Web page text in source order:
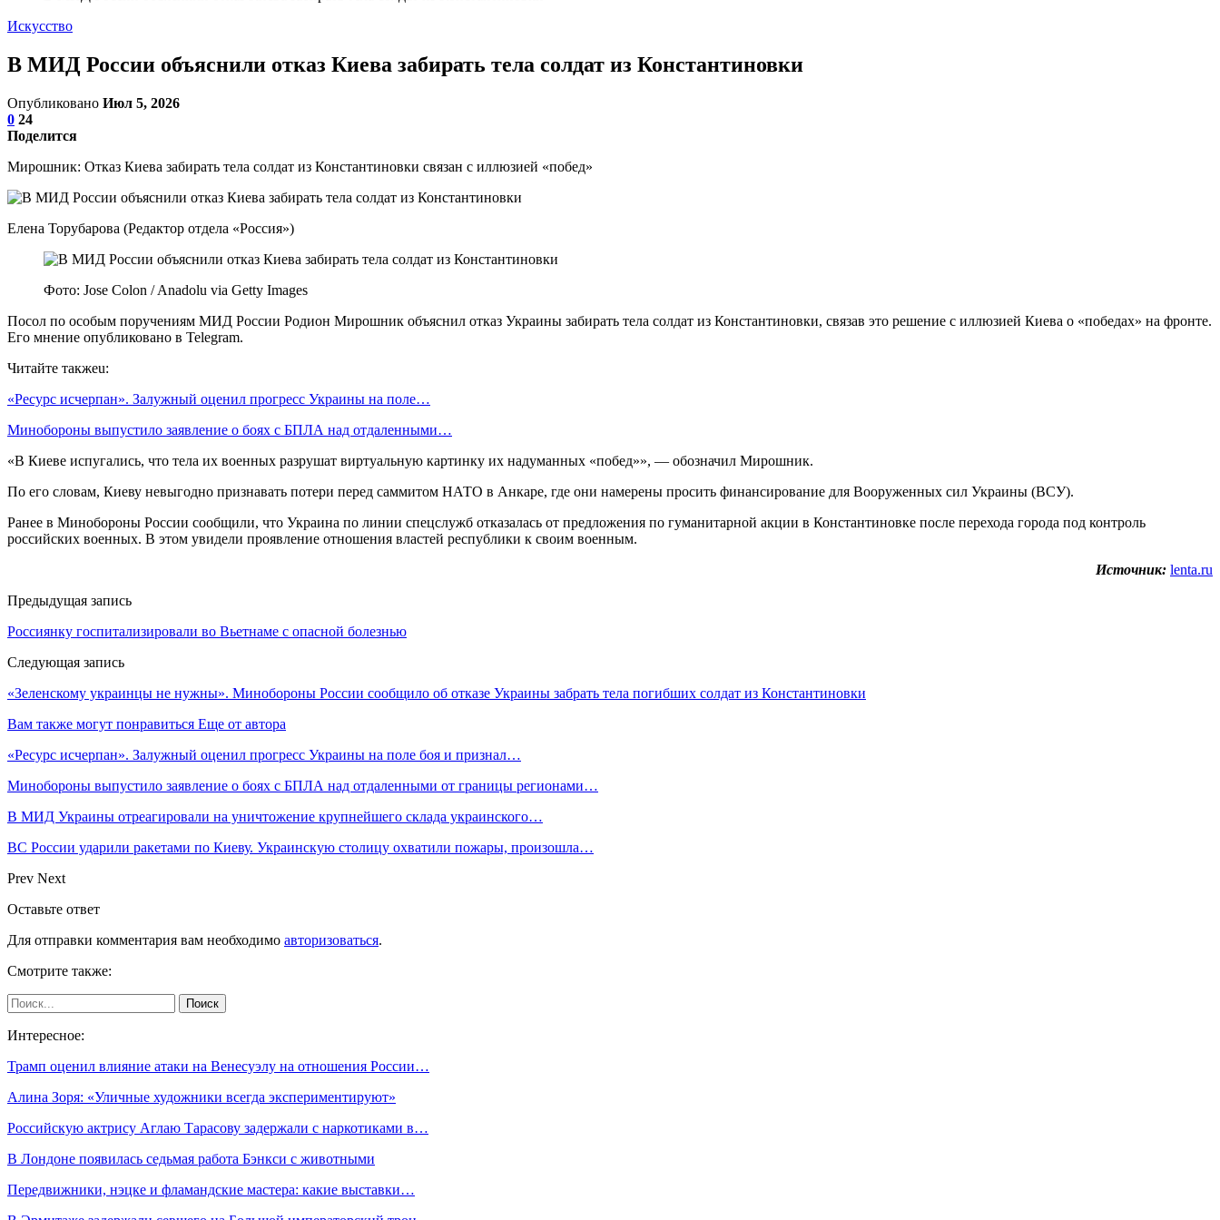
Искусство
В МИД России объяснили отказ Киева забирать тела солдат из Константиновки
Опубликовано Июл 5, 2026
0 24
Поделится
Мирошник: Отказ Киева забирать тела солдат из Константиновки связан с иллюзией «побед»
Елена Торубарова (Редактор отдела «Россия»)
Фото: Jose Colon / Anadolu via Getty Images
Посол по особым поручениям МИД России Родион Мирошник объяснил отказ Украины забирать тела солдат из Константиновки, связав это решение с иллюзией Киева о «победах» на фронте.
Его мнение опубликовано в Telegram.
Читайте такжеu:
«Ресурс исчерпан». Залужный оценил прогресс Украины на поле…
Минобороны выпустило заявление о боях с БПЛА над отдаленными…
«В Киеве испугались, что тела их военных разрушат виртуальную картинку их надуманных «побед»», — обозначил Мирошник.
По его словам, Киеву невыгодно признавать потери перед саммитом НАТО в Анкаре, где они намерены просить финансирование для Вооруженных сил Украины (ВСУ).
Ранее в Минобороны России сообщили, что Украина по линии спецслужб отказалась от предложения по гуманитарной акции в Константиновке после перехода города под контроль
российских военных. В этом увидели проявление отношения властей республики к своим военным.
Источник: lenta.ru
Предыдущая запись
Россиянку госпитализировали во Вьетнаме с опасной болезнью
Следующая запись
«Зеленскому украинцы не нужны». Минобороны России сообщило об отказе Украины забрать тела погибших солдат из Константиновки
Вам также могут понравиться Еще от автора
«Ресурс исчерпан». Залужный оценил прогресс Украины на поле боя и признал…
Минобороны выпустило заявление о боях с БПЛА над отдаленными от границы регионами…
В МИД Украины отреагировали на уничтожение крупнейшего склада украинского…
ВС России ударили ракетами по Киеву. Украинскую столицу охватили пожары, произошла…
Prev Next
Оставьте ответ
Для отправки комментария вам необходимо авторизоваться.
Смотрите также:
Интересное:
Трамп оценил влияние атаки на Венесуэлу на отношения России…
Алина Зоря: «Уличные художники всегда экспериментируют»
Российскую актрису Аглаю Тарасову задержали с наркотиками в…
В Лондоне появилась седьмая работа Бэнкси с животными
Передвижники, нэцке и фламандские мастера: какие выставки…